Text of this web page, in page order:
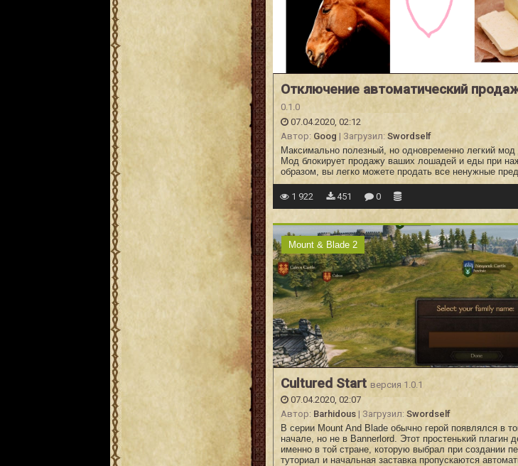
Отключение автоматический
0.1.0
07.04.2020, 02:12
Автор: Goog | Загрузил: Swordself
Максимально полезный, но одновременно легкий
Мод блокирует продажу ваших лошадей и еды при
образом, вы легко можете продать все ненужные
1 922 451 0
Mount & Blade 2
Cultured Start версия 1.0.1
07.04.2020, 02:07
Автор: Barhidous | Загрузил: Swordself
В серии Mount And Blade обычно герой появлялся в
начале, но не в Bannerlord. Этот простенький плагин
именно в той стране, которую выбрал при создании
туториал и начальная заставка пропускаются